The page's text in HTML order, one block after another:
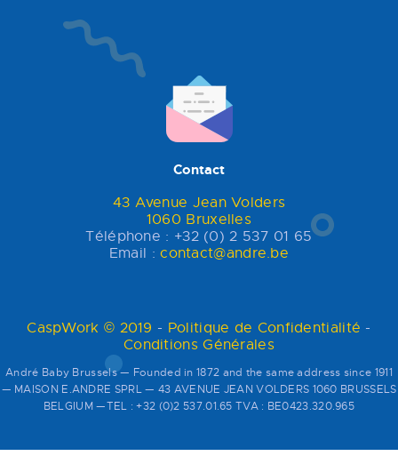
Contact
43 Avenue Jean Volders
1060 Bruxelles
Téléphone : +32 (0) 2 537 01 65
Email :contact@andre.be
CaspWork © 2019 - Politique de Confidentialité -
Conditions Générales
André Baby Brussels — Founded in 1872 and the same address since 1911
— MAISON E.ANDRE SPRL — 43 AVENUE JEAN VOLDERS 1060 BRUSSELS
BELGIUM —TEL : +32 (0)2 537.01.65 TVA : BE0423.320.965